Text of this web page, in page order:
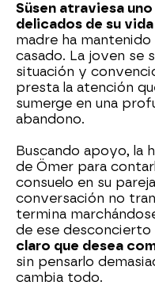
Süsen atraviesa
delicados de su vida
madre ha
casado. La joven se
situación y
presta la atención
sumerge en una
abandono.
Buscando apoyo, la
de Ömer para
consuelo en su
conversación no
termina
de ese desconcierto
claro que desea
sin pensarlo
cambia todo.